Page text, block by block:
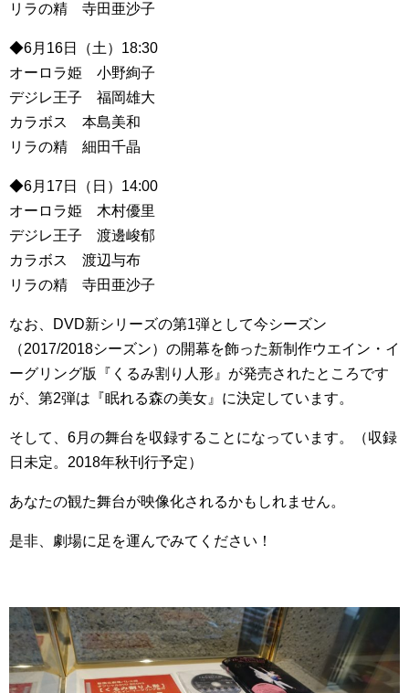
リラの精 寺田亜沙子
◆6月16日（土）18:30
オーロラ姫 小野絢子
デジレ王子 福岡雄大
カラボス 本島美和
リラの精 細田千晶
◆6月17日（日）14:00
オーロラ姫 木村優里
デジレ王子 渡邊峻郁
カラボス 渡辺与布
リラの精 寺田亜沙子
なお、DVD新シリーズの第1弾として今シーズン
（2017/2018シーズン）の開幕を飾った新制作ウエイン・イ
ーグリング版『くるみ割り人形』が発売されたところです
が、第2弾は『眠れる森の美女』に決定しています。
そして、6月の舞台を収録することになっています。（収録
日未定。2018年秋刊行予定）
あなたの観た舞台が映像化されるかもしれません。
是非、劇場に足を運んでみてください！